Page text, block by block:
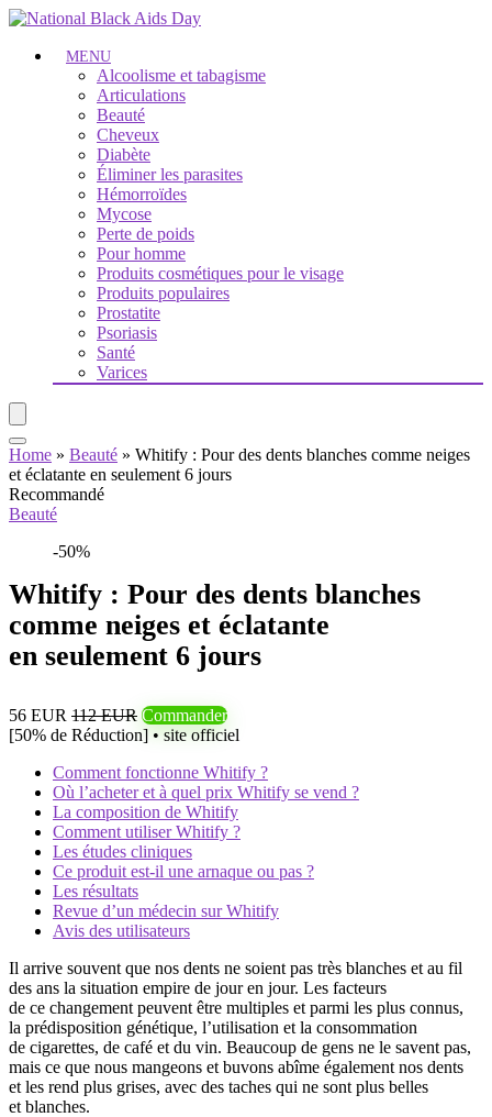
MENU
Alcoolisme et tabagisme
Articulations
Beauté
Cheveux
Diabète
Éliminer les parasites
Hémorroïdes
Mycose
Perte de poids
Pour homme
Produits cosmétiques pour le visage
Produits populaires
Prostatite
Psoriasis
Santé
Varices
Home » Beauté » Whitify : Pour des dents blanches comme neiges
et éclatante en seulement 6 jours
Recommandé
Beauté
-50%
Whitify : Pour des dents blanches
comme neiges et éclatante
en seulement 6 jours
56 EUR 112 EUR Commander
[50% de Réduction] • site officiel
Comment fonctionne Whitify ?
Où l’acheter et à quel prix Whitify se vend ?
La composition de Whitify
Comment utiliser Whitify ?
Les études cliniques
Ce produit est-il une arnaque ou pas ?
Les résultats
Revue d’un médecin sur Whitify
Avis des utilisateurs
Il arrive souvent que nos dents ne soient pas très blanches et au fil
des ans la situation empire de jour en jour. Les facteurs
de ce changement peuvent être multiples et parmi les plus connus,
la prédisposition génétique, l’utilisation et la consommation
de cigarettes, de café et du vin. Beaucoup de gens ne le savent pas,
mais ce que nous mangeons et buvons abîme également nos dents
et les rend plus grises, avec des taches qui ne sont plus belles
et blanches.